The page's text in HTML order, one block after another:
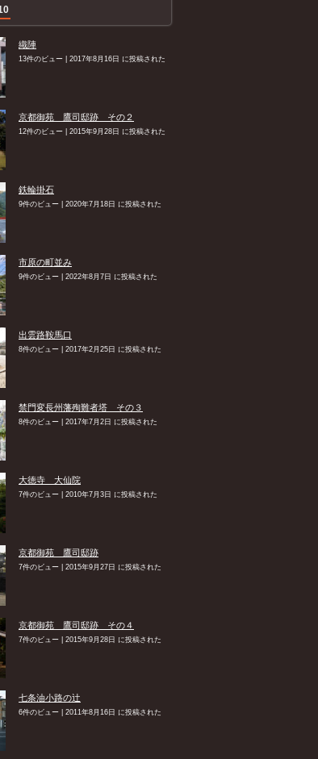
織陣
13件のビュー 2017年8月16日 に投稿された
京都御苑 鷹司邸跡 その２
12件のビュー 2015年9月28日 に投稿された
鉄輪掛石
9件のビュー 2020年7月18日 に投稿された
市原の町並み
9件のビュー 2022年8月7日 に投稿された
出雲路鞍馬口
8件のビュー 2017年2月25日 に投稿された
禁門変長州藩殉難者塔 その３
8件のビュー 2017年7月2日 に投稿された
大徳寺 大仙院
7件のビュー 2010年7月3日 に投稿された
京都御苑 鷹司邸跡
7件のビュー 2015年9月27日 に投稿された
京都御苑 鷹司邸跡 その４
7件のビュー 2015年9月28日 に投稿された
七条油小路の辻
6件のビュー 2011年8月16日 に投稿された